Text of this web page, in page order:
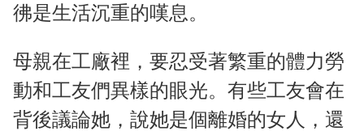
彿是生活沉重的嘆息。
母親在工廠裡，要忍受著繁重的體力勞
動和工友們異樣的眼光。有些工友會在
背後議論她，說她是個離婚的女人，還